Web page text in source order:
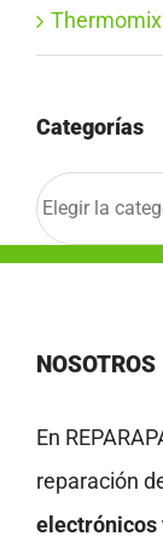
Thermomix
Categorías
Categorías
NOSOTROS
En
reparación
electrónicos